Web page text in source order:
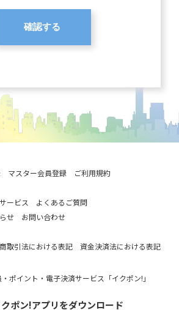
ポン!アプリをダウンロード
マスター会員登録
ご利用規約
ービス
よくあるご質問
せ
お問い合わせ
取引法における表記 資金決済法における表記
ポイント・電子決済サービス「イクポン!」